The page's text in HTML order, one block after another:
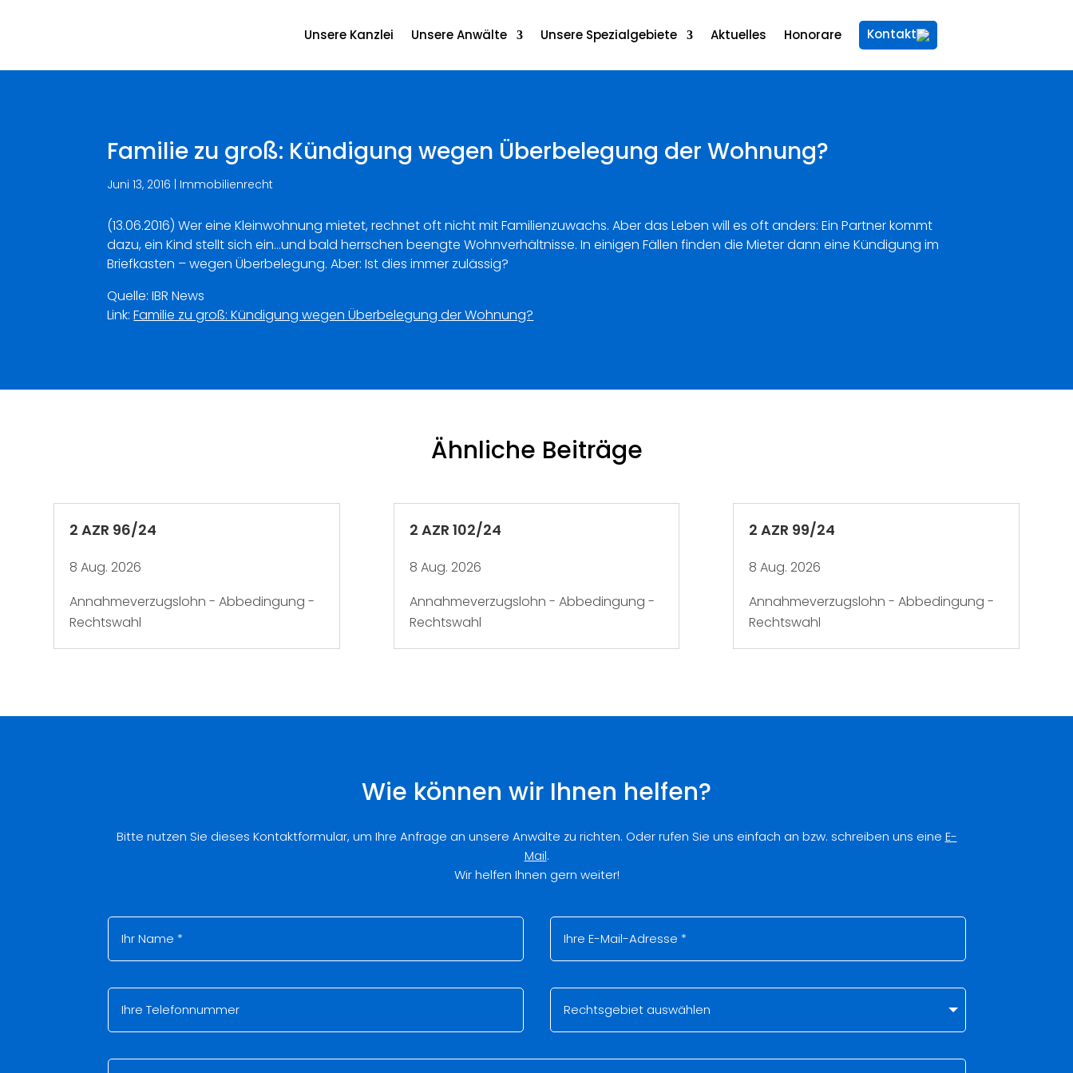
Unsere Kanzlei Unsere Anwälte Unsere Spezialgebiete Aktuelles Honorare Kontakt
Familie zu groß: Kündigung wegen Überbelegung der Wohnung?
Juni 13, 2016 | Immobilienrecht
(13.06.2016) Wer eine Kleinwohnung mietet, rechnet oft nicht mit Familienzuwachs. Aber das Leben will es oft anders: Ein Partner kommt
dazu, ein Kind stellt sich ein…und bald herrschen beengte Wohnverhältnisse. In einigen Fällen finden die Mieter dann eine Kündigung im
Briefkasten – wegen Überbelegung. Aber: Ist dies immer zulässig?
Quelle: IBR News
Link:Familie zu groß: Kündigung wegen Überbelegung der Wohnung?
Ähnliche Beiträge
2 AZR 96/24
8 Aug. 2026
Annahmeverzugslohn - Abbedingung -
Rechtswahl
2 AZR 102/24
8 Aug. 2026
Annahmeverzugslohn - Abbedingung -
Rechtswahl
2 AZR 99/24
8 Aug. 2026
Annahmeverzugslohn - Abbedingung -
Rechtswahl
Wie können wir Ihnen helfen?
Bitte nutzen Sie dieses Kontaktformular, um Ihre Anfrage an unsere Anwälte zu richten. Oder rufen Sie uns einfach an bzw. schreiben uns eine E-
Mail.
Wir helfen Ihnen gern weiter!